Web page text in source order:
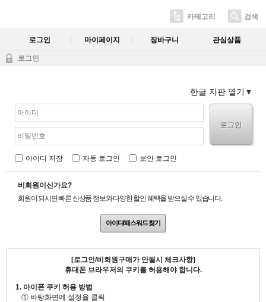
카테고리 검색
로그인 마이페이지 장바구니 관심상품
로그인
한글 자판 열기
로그인
아이디 저장 자동 로그인 보안 로그인
비회원이신가요?
회원이 되시면 빠른 신상품 정보와 다양한 할인 혜택을 받으실 수 있습니다.
아이디/패스워드 찾기
[로그인/비회원구매가 안될시 체크사항]
휴대폰 브라우저의 쿠키를 허용해야 합니다.
1. 아이폰 쿠키 허용 방법
① 바탕화면에 설정을 클릭